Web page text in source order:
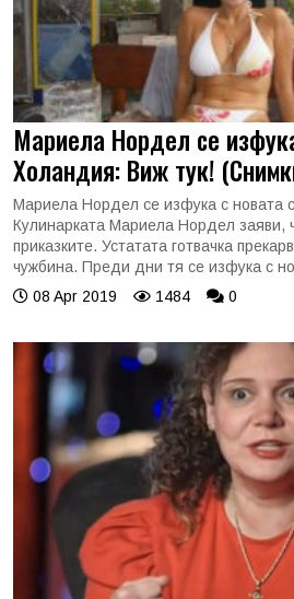
Мариела Нордел се
Холандия: Виж тук!
Мариела Нордел се изфука с новата
Кулинарката Мариела Нордел заяви,
приказките. Устатата готвачка
чужбина. Преди дни тя се изфука с
08 Apr 2019
1484 0